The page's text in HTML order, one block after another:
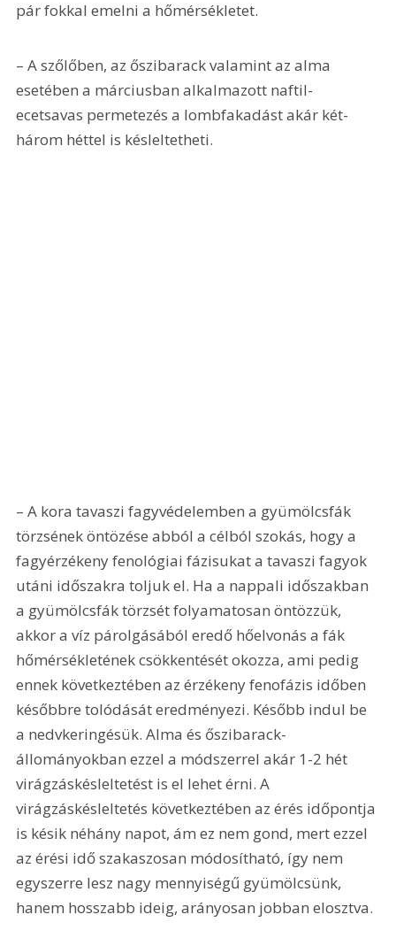
pár fokkal emelni a hőmérsékletet.
– A szőlőben, az őszibarack valamint az alma
esetében a márciusban alkalmazott naftil-
ecetsavas permetezés a lombfakadást akár két-
három héttel is késleltetheti.
– A kora tavaszi fagyvédelemben a gyümölcsfák
törzsének öntözése abból a célból szokás, hogy a
fagyérzékeny fenológiai fázisukat a tavaszi fagyok
utáni időszakra toljuk el. Ha a nappali időszakban
a gyümölcsfák törzsét folyamatosan öntözzük,
akkor a víz párolgásából eredő hőelvonás a fák
hőmérsékletének csökkentését okozza, ami pedig
ennek következtében az érzékeny fenofázis időben
későbbre tolódását eredményezi. Később indul be
a nedvkeringésük. Alma és őszibarack-
állományokban ezzel a módszerrel akár 1-2 hét
virágzáskésleltetést is el lehet érni. A
virágzáskésleltetés következtében az érés időpontja
is késik néhány napot, ám ez nem gond, mert ezzel
az érési idő szakaszosan módosítható, így nem
egyszerre lesz nagy mennyiségű gyümölcsünk,
hanem hosszabb ideig, arányosan jobban elosztva.